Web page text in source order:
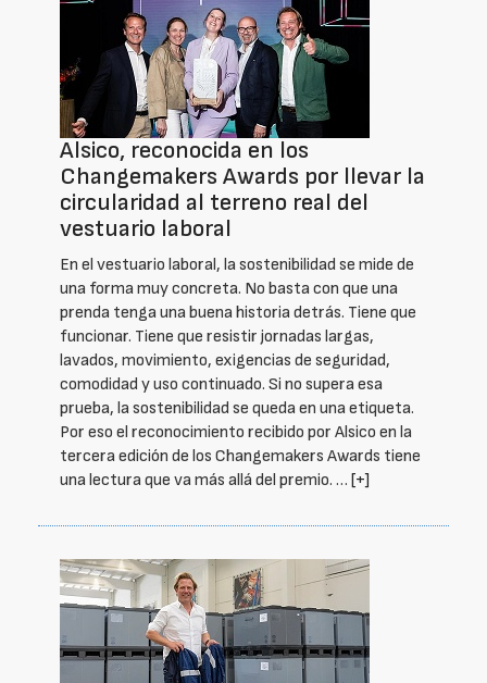
Alsico, reconocida en los
Changemakers Awards por llevar la
circularidad al terreno real del
vestuario laboral
En el vestuario laboral, la sostenibilidad se mide de
una forma muy concreta. No basta con que una
prenda tenga una buena historia detrás. Tiene que
funcionar. Tiene que resistir jornadas largas,
lavados, movimiento, exigencias de seguridad,
comodidad y uso continuado. Si no supera esa
prueba, la sostenibilidad se queda en una etiqueta.
Por eso el reconocimiento recibido por Alsico en la
tercera edición de los Changemakers Awards tiene
una lectura que va más allá del premio. … [+]